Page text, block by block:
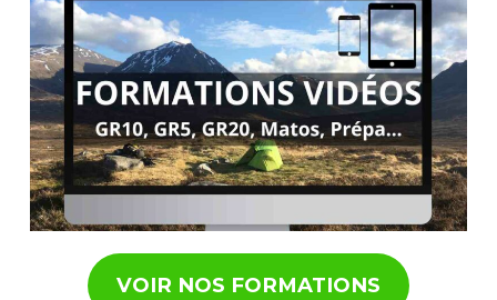
VOIR NOS FORMATIONS